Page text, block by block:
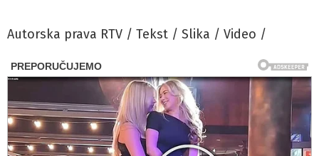
Autorska prava RTV / Tekst / Slika / Video /